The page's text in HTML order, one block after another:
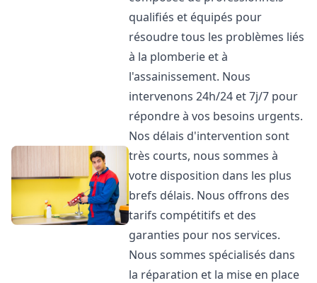
qualifiés et équipés pour
résoudre tous les problèmes liés
à la plomberie et à
l'assainissement. Nous
intervenons 24h/24 et 7j/7 pour
répondre à vos besoins urgents.
Nos délais d'intervention sont
très courts, nous sommes à
votre disposition dans les plus
brefs délais. Nous offrons des
tarifs compétitifs et des
garanties pour nos services.
Nous sommes spécialisés dans
la réparation et la mise en place